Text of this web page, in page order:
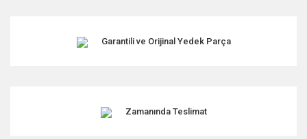
Garantili ve Orijinal Yedek Parça
Zamanında Teslimat